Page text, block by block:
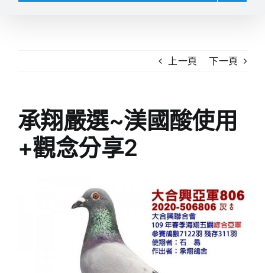
上一頁 下一頁
承翔嚴選~渼國酸使用
+觀念分享2